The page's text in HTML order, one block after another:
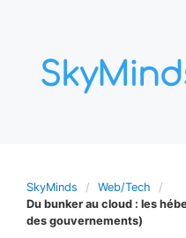
contenu
SkyMinds
Web/Tech
Du bunker au cloud : les
des gouvernements)